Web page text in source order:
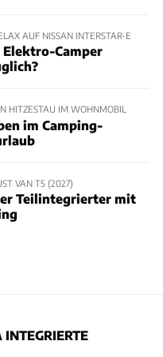
AUF NISSAN INTERSTAR-E
Elektro-Camper
HITZESTAU IM WOHNMOBIL
im Camping-
VAN T5 (2027)
Teilintegrierter mit